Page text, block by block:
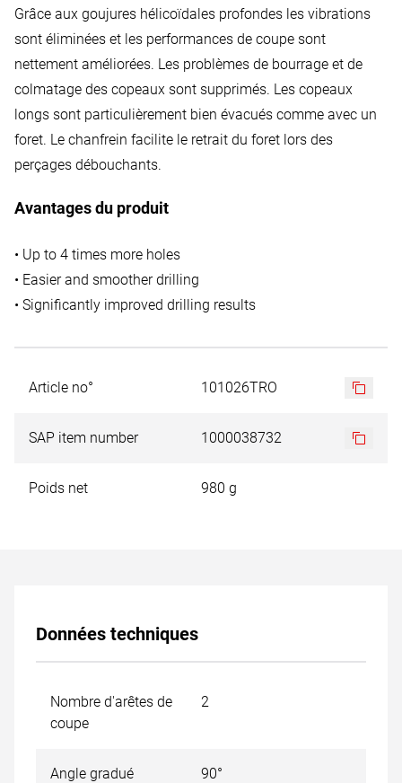
Grâce aux goujures hélicoïdales profondes les vibrations
sont éliminées et les performances de coupe sont
nettement améliorées. Les problèmes de bourrage et de
colmatage des copeaux sont supprimés. Les copeaux
longs sont particulièrement bien évacués comme avec un
foret. Le chanfrein facilite le retrait du foret lors des
perçages débouchants.
Avantages du produit
• Up to 4 times more holes
• Easier and smoother drilling
• Significantly improved drilling results
Article no° 101026TRO
SAP item number 1000038732
Poids net 980 g
Données techniques
Nombre d'arêtes de
coupe
2
Angle gradué 90°